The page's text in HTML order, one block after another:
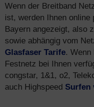
Wenn der Breitband
ist, werden Ihnen online
Bayern angezeigt, also
sowie abhängig vom
Glasfaser Tarife. Wenn
Festnetz bei Ihnen
congstar, 1&1, o2,
auch Highspeed Surfen